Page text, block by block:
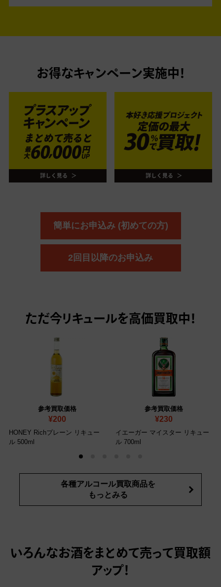
お得なキャンペーン実施中！
簡単にお申込み (初めての方)
2回目以降のお申込み
ただ今リキュールを高価買取中！
参考買取価格
¥200
HONEY Richプレーン リキュー
ル 500ml
参考買取価格
¥230
イエーガー マイスター リキュー
ル 700ml
各種アルコール買取商品を
もっとみる
いろんなお酒をまとめて売って 買取額
アップ！